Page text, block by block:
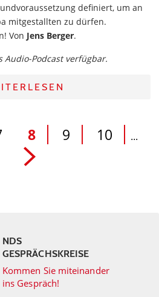
definiert, um an
mitgestallten zu dürfen.
Von Jens Berger.
Audio-Podcast verfügbar.
8 9 10 ...
NDS
GESPRÄCHSKREISE
Kommen Sie miteinander
ins Gespräch!